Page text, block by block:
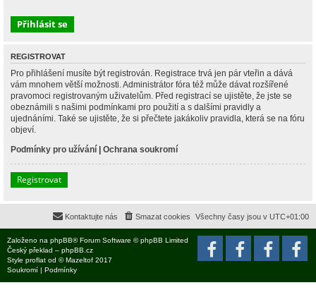
REGISTROVAT
Pro přihlášení musíte být registrován. Registrace trvá jen pár vteřin a dává
vám mnohem větší možnosti. Administrátor fóra též může dávat rozšířené
pravomoci registrovaným uživatelům. Před registrací se ujistěte, že jste se
obeznámili s našimi podmínkami pro použití a s dalšími pravidly a
ujednáními. Také se ujistěte, že si přečtete jakákoliv pravidla, která se na fóru
objeví.
Podmínky pro užívání | Ochrana soukromí
Registrovat
Všechny časy jsou v UTC+01:00
Smazat cookies
Kontaktujte nás
Založeno na phpBB® Forum Software © phpBB Limited
Český překlad – phpBB.cz
Style proflat od ©Mazeltof 2017
Soukromí | Podmínky